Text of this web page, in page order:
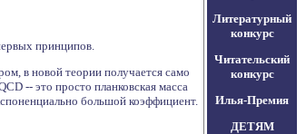
принципов.
в новой теории получается само
-- это просто планковская масса
большой коэффициент.
Литературный
конкурс
Читательский
конкурс
Илья-Премия
ДЕТЯМ